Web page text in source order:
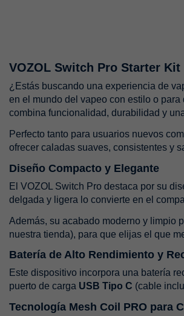
VOZOL Switch Pro Starter Kit
¿Estás buscando una experiencia de
en el mundo del vapeo con estilo o
combina funcionalidad, durabilidad y
Perfecto tanto para usuarios nuevos
ofrecer caladas suaves, consistentes y
Diseño Compacto y Elegante
El VOZOL Switch Pro destaca por su
delgada y ligera lo convierte en el
Además, su acabado moderno y limpio
nuestra tienda), para que elijas el que
Batería de Alto Rendimiento y
Este dispositivo incorpora una batería
puerto de carga USB Tipo C (cable
Tecnología Mesh Coil PRO para